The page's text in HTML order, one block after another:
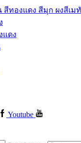
สีทองแดง สีมุก ผงสีเม
แดง
Youtube